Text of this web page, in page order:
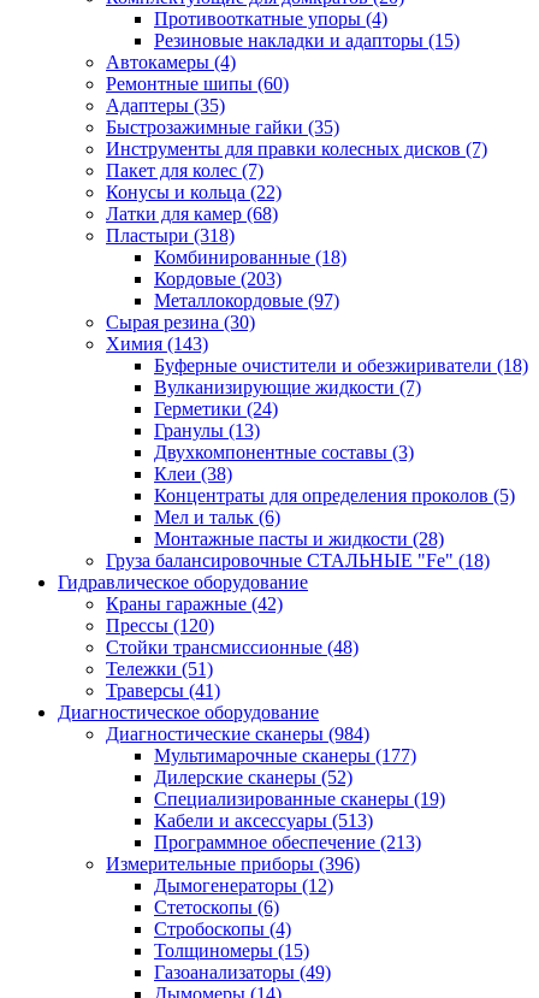
Противооткатные упоры (4)
Резиновые накладки и адапторы (15)
Автокамеры (4)
Ремонтные шипы (60)
Адаптеры (35)
Быстрозажимные гайки (35)
Инструменты для правки колесных дисков (7)
Пакет для колес (7)
Конусы и кольца (22)
Латки для камер (68)
Пластыри (318)
Комбинированные (18)
Кордовые (203)
Металлокордовые (97)
Сырая резина (30)
Химия (143)
Буферные очистители и обезжириватели (18)
Вулканизирующие жидкости (7)
Герметики (24)
Гранулы (13)
Двухкомпонентные составы (3)
Клеи (38)
Концентраты для определения проколов (5)
Мел и тальк (6)
Монтажные пасты и жидкости (28)
Груза балансировочные СТАЛЬНЫЕ "Fe" (18)
Гидравлическое оборудование
Краны гаражные (42)
Прессы (120)
Стойки трансмиссионные (48)
Тележки (51)
Траверсы (41)
Диагностическое оборудование
Диагностические сканеры (984)
Мультимарочные сканеры (177)
Дилерские сканеры (52)
Специализированные сканеры (19)
Кабели и аксессуары (513)
Программное обеспечение (213)
Измерительные приборы (396)
Дымогенераторы (12)
Стетоскопы (6)
Стробоскопы (4)
Толщиномеры (15)
Газоанализаторы (49)
Дымомеры (14)